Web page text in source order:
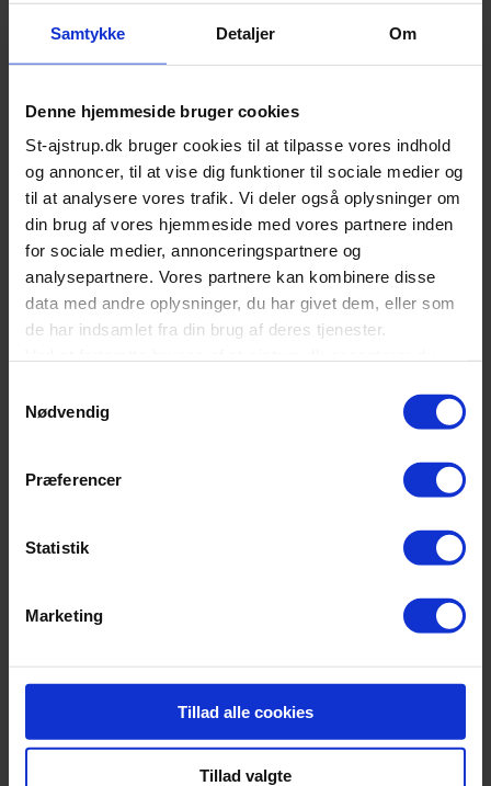
Samtykke Detaljer Om
Denne hjemmeside bruger cookies
St-ajstrup.dk bruger cookies til at tilpasse vores indhold
og annoncer, til at vise dig funktioner til sociale medier og
til at analysere vores trafik. Vi deler også oplysninger om
din brug af vores hjemmeside med vores partnere inden
for sociale medier, annonceringspartnere og
analysepartnere. Vores partnere kan kombinere disse
data med andre oplysninger, du har givet dem, eller som
de har indsamlet fra din brug af deres tjenester.
Nødvendig
Præferencer
Statistik
Marketing
Tillad alle cookies
Tillad valgte
Husqvarna
QT3462W
Læs mere Få tilbud